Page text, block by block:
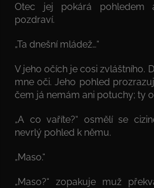
Otec jej pokárá pohledem
pozdraví.
„Ta dnešní mládež…“
V jeho očích je cosi zvláštního.
mne oči. Jeho pohled
čem já nemám ani potuchy; ty
„A co vaříte?“ osmělí se
nevrlý pohled k němu.
„Maso.“
„Maso?“ zopakuje muž